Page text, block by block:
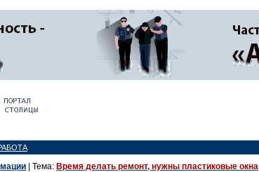
| Тема: Время делать ремонт, нужны пластиковые окна